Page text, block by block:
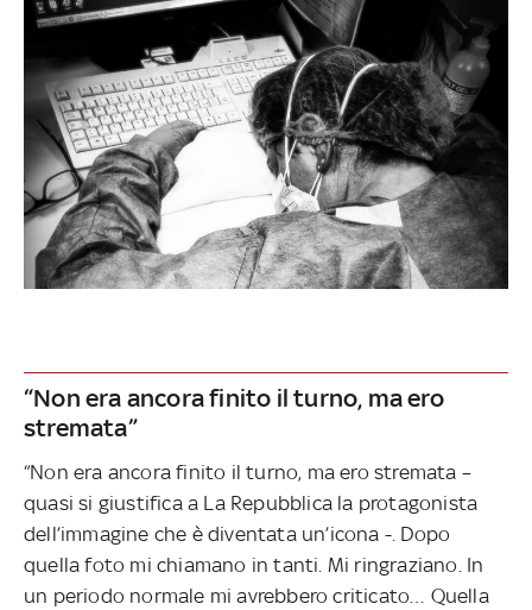
“Non era ancora finito il turno, ma ero
stremata”
“Non era ancora finito il turno, ma ero stremata –
quasi si giustifica a La Repubblica la protagonista
dell’immagine che è diventata un’icona -. Dopo
quella foto mi chiamano in tanti. Mi ringraziano. In
un periodo normale mi avrebbero criticato… Quella